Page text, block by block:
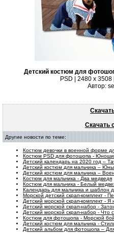
Детский костюм для
PSD | 2480 x
Автор:
Скачать
Другие новости по теме:
Костюм девочки в военной форме
Костюм PSD для фотошопа - Юноши
Детский календарь на 2020 год –
Детский костюм для мальчика –
Детский костюм для мальчика –
Костюм для мальчика - Два медведя
Костюм для мальчика - Белый
Календарь для мальчика и шаблон
Морской детский скрап-комплект -
Детский морской скрап-комплект - Я
Детский морской скрап-набор -
Детский морской скрап-набор - Что
Костюм для фотошопа - Морской бой
Детский костюм для мальчика -
Детский альбом для фотошопа –